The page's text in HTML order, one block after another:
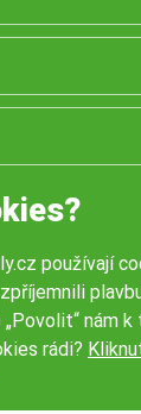
používají
nám k
rádi?